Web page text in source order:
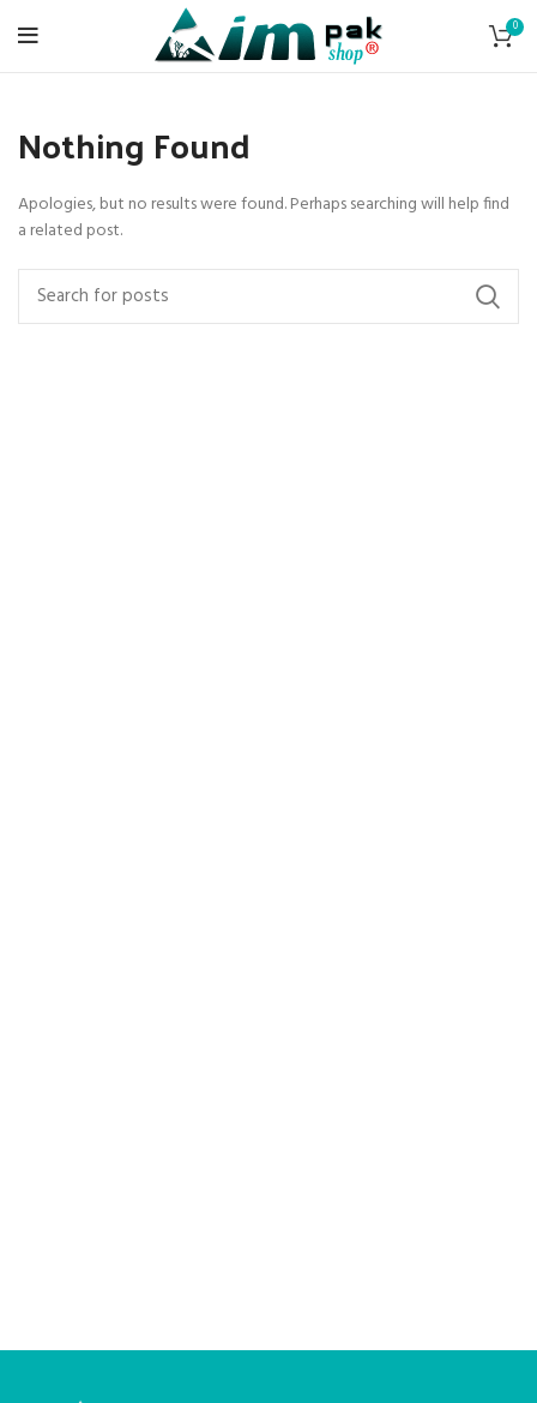
0
Nothing Found
Apologies, but no results were found. Perhaps searching will help find
a related post.